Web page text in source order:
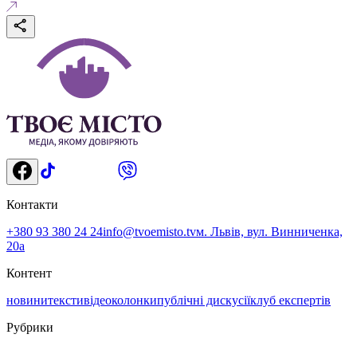
Контакти
+380 93 380 24 24info@tvoemisto.tvм. Львів, вул. Винниченка,
20а
Контент
новинитекстивідеоколонкипублічні дискусіїклуб експертів
Рубрики